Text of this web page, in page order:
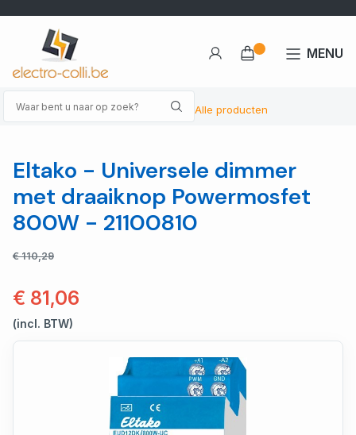
Alle producten
MENU
Eltako - Universele dimmer
met draaiknop Powermosfet
800W - 21100810
€ 110,29
€ 81,06
(incl. BTW)